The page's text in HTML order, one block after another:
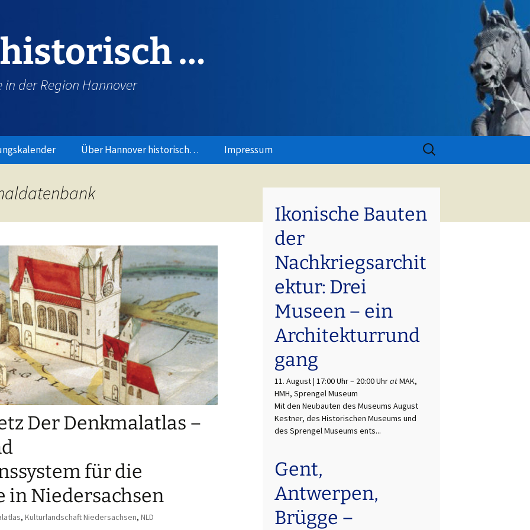
…
der Region Hannover
Über Hannover historisch… Impressum
Suchen
nach:
Der Denkmalatlas –
für die
Niedersachsen
, Kulturlandschaft Niedersachsen, NLD
Ikonische Bauten
der
Nachkriegsarchit
ektur: Drei
Museen – ein
Architekturrund
gang
11. August | 17:00 Uhr– 20:00 UhratMAK,
HMH, Sprengel Museum
Mit den Neubauten des Museums August
Kestner, des Historischen Museums und
des Sprengel Museums ents...
Gent,
Antwerpen,
Brügge –